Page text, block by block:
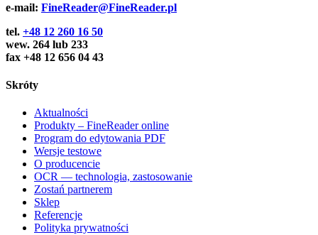
e-mail: FineReader@FineReader.pl
tel. +48 12 260 16 50
wew. 264 lub 233
fax +48 12 656 04 43
Skróty
Aktualności
Produkty – FineReader online
Program do edytowania PDF
Wersje testowe
O producencie
OCR — technologia, zastosowanie
Zostań partnerem
Sklep
Referencje
Polityka prywatności